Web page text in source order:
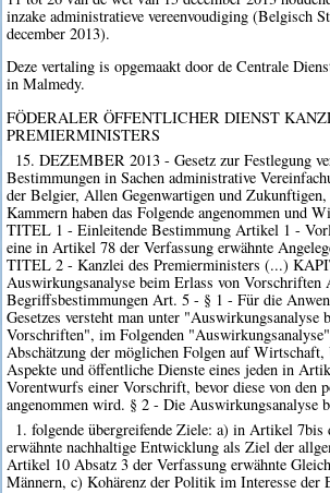
inzake administratieve vereenvoudiging (Belgisch
december 2013).
Deze vertaling is opgemaakt door de Centrale
in Malmedy.
FÖDERALER ÖFFENTLICHER DIENST
PREMIERMINISTERS
15. DEZEMBER 2013 - Gesetz zur Festlegung
Bestimmungen in Sachen administrative
der Belgier, Allen Gegenwartigen und
Kammern haben das Folgende angenommen und
TITEL 1 - Einleitende Bestimmung Artikel 1 -
eine in Artikel 78 der Verfassung erwähnte
TITEL 2 - Kanzlei des Premierministers (...)
Auswirkungsanalyse beim Erlass von Vorschriften
Begriffsbestimmungen Art. 5 - § 1 - Für die
Gesetzes versteht man unter "Auswirkungsanalyse
Vorschriften", im Folgenden
Abschätzung der möglichen Folgen auf
Aspekte und öffentliche Dienste eines jeden in
Vorentwurfs einer Vorschrift, bevor diese von den
angenommen wird. § 2 - Die Auswirkungsanalyse
1. folgende übergreifende Ziele: a) in Artikel 7bis
erwähnte nachhaltige Entwicklung als Ziel der
Artikel 10 Absatz 3 der Verfassung erwähnte
Männern, c) Kohärenz der Politik im Interesse der